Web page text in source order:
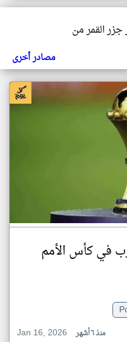
جزر القمر من
مصادر أخرى
عرب في كأس الأمم
Jan 16, 2026
منذ ٦ أشهر